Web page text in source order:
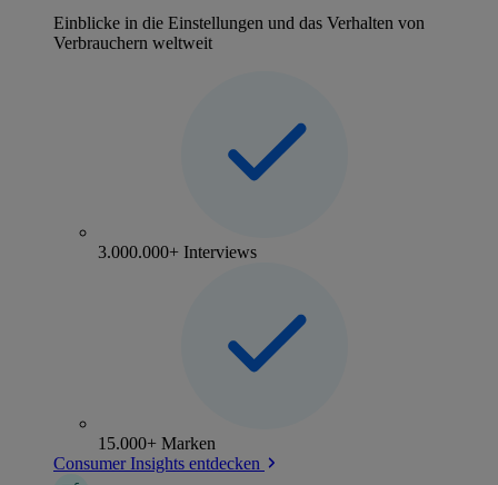
Einblicke in die Einstellungen und das Verhalten von
Verbrauchern weltweit
3.000.000+ Interviews
15.000+ Marken
Consumer Insights entdecken